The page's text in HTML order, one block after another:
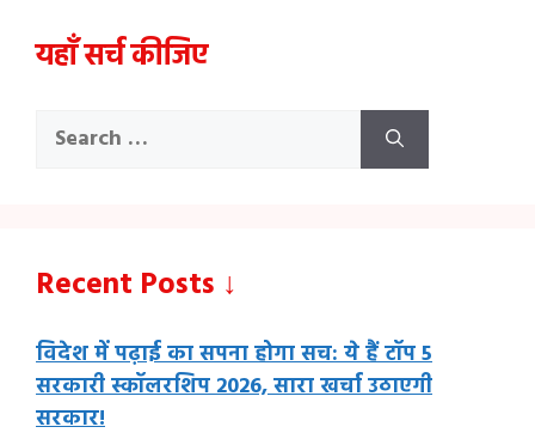
यहाँ सर्च कीजिए
Search
Recent Posts ↓
विदेश में पढ़ाई का सपना होगा सच: ये हैं टॉप 5
सरकारी स्कॉलरशिप 2026, सारा खर्चा उठाएगी
सरकार!